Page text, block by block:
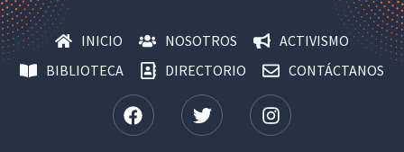
INICIO NOSOTROS
ACTIVISMO
BIBLIOTECA
DIRECTORIO CONTÁCTANOS